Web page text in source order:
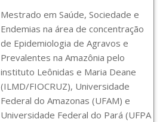
Mestrado em Saúde, Sociedade e
Endemias na área de concentração
de Epidemiologia de Agravos e
Prevalentes na Amazônia pelo
instituto Leônidas e Maria Deane
(ILMD/FIOCRUZ), Universidade
Federal do Amazonas (UFAM) e
Universidade Federal do Pará (UFPA